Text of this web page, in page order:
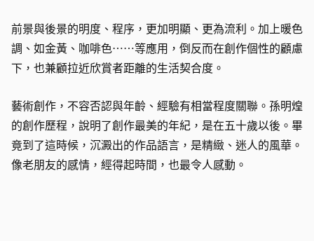
前景與後景的明度、程序，更加明顯、更為流利。加上暖色
調、如金黃、咖啡色……等應用，倒反而在創作個性的顧慮
下，也兼顧拉近欣賞者距離的生活契合度。
藝術創作，不容否認與年齡、經驗有相當程度關聯。孫明煌
的創作歷程，說明了創作最美的年紀，是在五十歲以後。畢
竟到了這時候，沉澱出的作品語言，是精緻、迷人的風華。
像老朋友的感情，經得起時間，也最令人感動。